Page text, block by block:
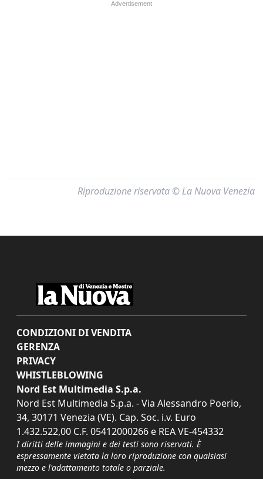
Riproduzione riservata © La Nuova Venezia
CONDIZIONI DI VENDITA
GERENZA
PRIVACY
WHISTLEBLOWING
Nord Est Multimedia S.p.a.
Nord Est Multimedia S.p.a. - Via Alessandro Poerio,
34, 30171 Venezia (VE). Cap. Soc. i.v. Euro
1.432.522,00 C.F. 05412000266 e REA VE-454332
I diritti delle immagini e dei testi sono riservati. È
espressamente vietata la loro riproduzione con qualsiasi
mezzo e l'adattamento totale o parziale.